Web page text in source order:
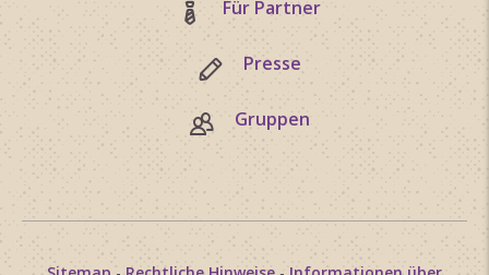
Für Partner
Presse
Gruppen